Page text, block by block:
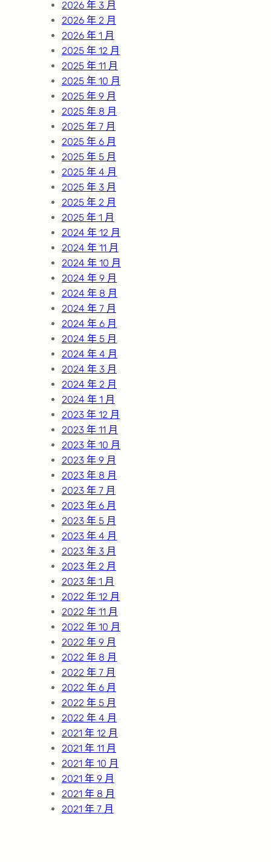
2026 年 3 月
2026 年 2 月
2026 年 1 月
2025 年 12 月
2025 年 11 月
2025 年 10 月
2025 年 9 月
2025 年 8 月
2025 年 7 月
2025 年 6 月
2025 年 5 月
2025 年 4 月
2025 年 3 月
2025 年 2 月
2025 年 1 月
2024 年 12 月
2024 年 11 月
2024 年 10 月
2024 年 9 月
2024 年 8 月
2024 年 7 月
2024 年 6 月
2024 年 5 月
2024 年 4 月
2024 年 3 月
2024 年 2 月
2024 年 1 月
2023 年 12 月
2023 年 11 月
2023 年 10 月
2023 年 9 月
2023 年 8 月
2023 年 7 月
2023 年 6 月
2023 年 5 月
2023 年 4 月
2023 年 3 月
2023 年 2 月
2023 年 1 月
2022 年 12 月
2022 年 11 月
2022 年 10 月
2022 年 9 月
2022 年 8 月
2022 年 7 月
2022 年 6 月
2022 年 5 月
2022 年 4 月
2021 年 12 月
2021 年 11 月
2021 年 10 月
2021 年 9 月
2021 年 8 月
2021 年 7 月